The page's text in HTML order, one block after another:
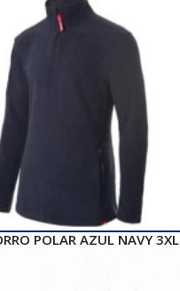
POLAR AZUL NAVY 3XL